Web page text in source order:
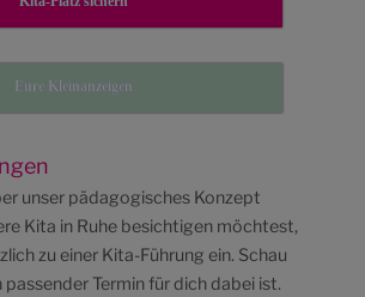
Eure Kleinanzeigen
unser pädagogisches Konzept
Kita in Ruhe besichtigen möchtest,
zu einer Kita-Führung ein. Schau
Termin für dich dabei ist.